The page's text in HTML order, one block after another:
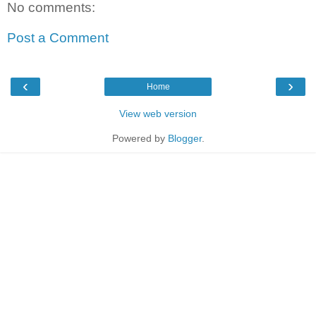
No comments:
Post a Comment
‹ ›
Home
View web version
Powered by Blogger.